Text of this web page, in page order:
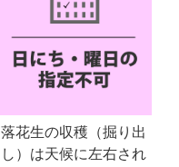
落花生の収穫（掘り出
し）は天候に左右され